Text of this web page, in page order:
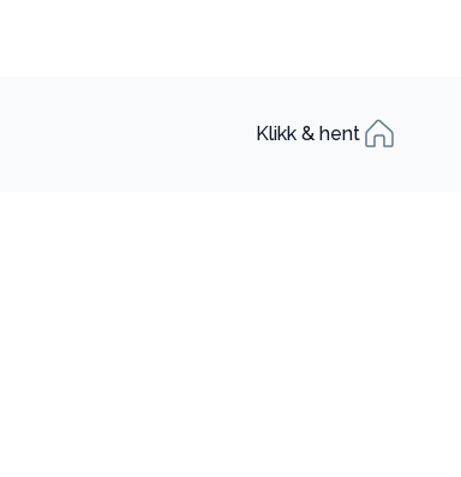
Klikk & hent